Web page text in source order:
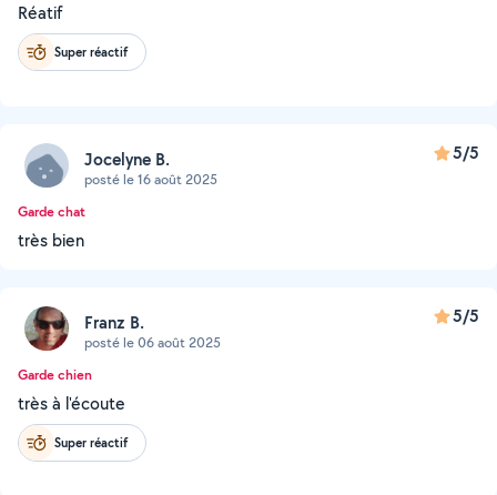
Réatif
Super réactif
Jocelyne B.
posté le 16 août 2025
5/5
Garde chat
très bien
Franz B.
posté le 06 août 2025
5/5
Garde chien
très à l'écoute
Super réactif